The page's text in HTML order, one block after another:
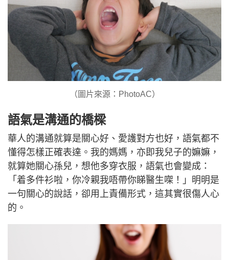
（圖片來源：PhotoAC）
語氣是溝通的橋樑
華人的溝通就算是關心好、愛護對方也好，語氣都不
懂得怎樣正確表達。我的媽媽，亦即我兒子的嫲嫲，
就算她關心孫兒，想他多穿衣服，語氣也會變成：
「着多件衫啦，你冷親我唔帶你睇醫生㗎！」明明是
一句關心的說話，卻用上責備形式，這其實很傷人心
的。